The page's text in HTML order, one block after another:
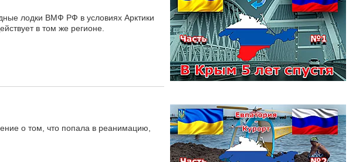
лодки ВМФ РФ в условиях Арктики
в том же регионе.
о том, что попала в реанимацию,